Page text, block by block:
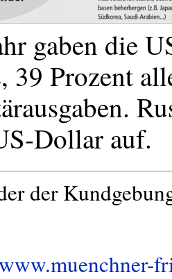
gaben die
39 Prozent
Dollar auf.
der